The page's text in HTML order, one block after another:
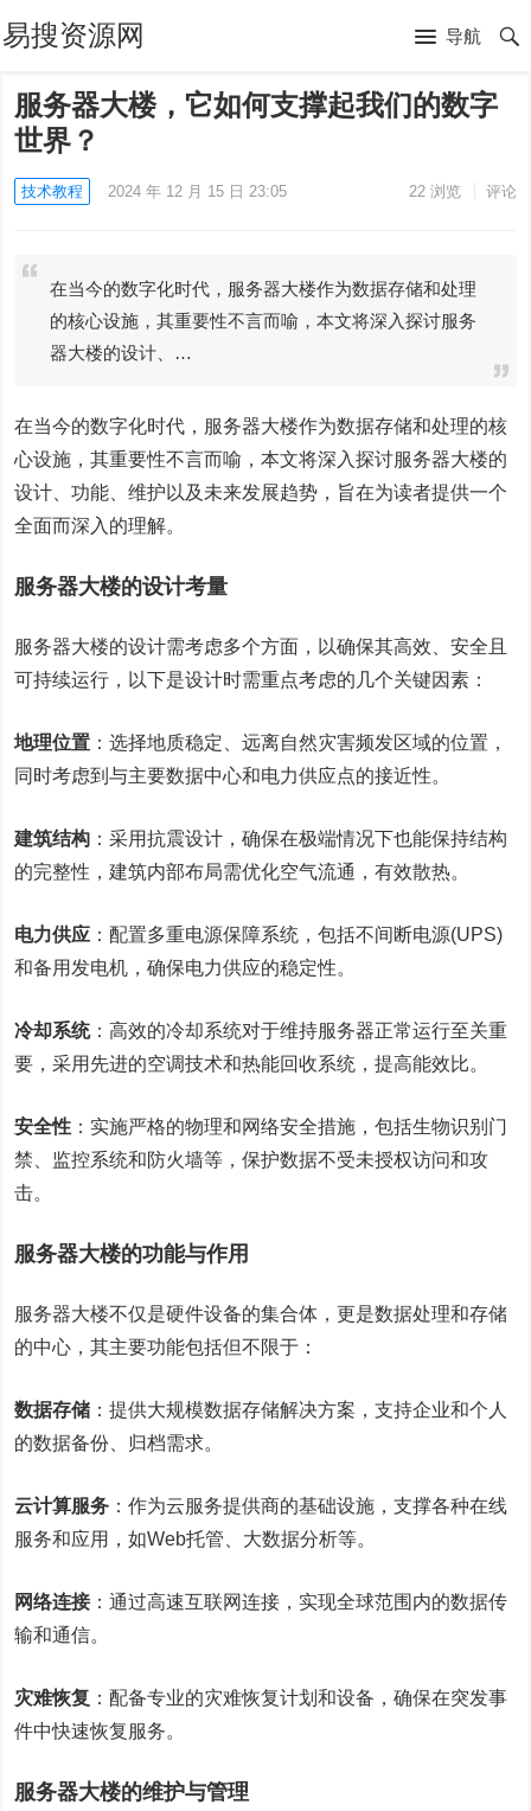
易搜资源网 导航
服务器大楼，它如何支撑起我们的数字
世界？
技术教程 2024 年 12 月 15 日 23:05 22浏览 评论
在当今的数字化时代，服务器大楼作为数据存储和处理
的核心设施，其重要性不言而喻，本文将深入探讨服务
器大楼的设计、…
在当今的数字化时代，服务器大楼作为数据存储和处理的核
心设施，其重要性不言而喻，本文将深入探讨服务器大楼的
设计、功能、维护以及未来发展趋势，旨在为读者提供一个
全面而深入的理解。
服务器大楼的设计考量
服务器大楼的设计需考虑多个方面，以确保其高效、安全且
可持续运行，以下是设计时需重点考虑的几个关键因素：
地理位置 ：选择地质稳定、远离自然灾害频发区域的位置，
同时考虑到与主要数据中心和电力供应点的接近性。
建筑结构 ：采用抗震设计，确保在极端情况下也能保持结构
的完整性，建筑内部布局需优化空气流通，有效散热。
电力供应 ：配置多重电源保障系统，包括不间断电源(UPS)
和备用发电机，确保电力供应的稳定性。
冷却系统：高效的冷却系统对于维持服务器正常运行至关重
要，采用先进的空调技术和热能回收系统，提高能效比。
安全性 ：实施严格的物理和网络安全措施，包括生物识别门
禁、监控系统和防火墙等，保护数据不受未授权访问和攻
击。
服务器大楼的功能与作用
服务器大楼不仅是硬件设备的集合体，更是数据处理和存储
的中心，其主要功能包括但不限于：
数据存储 ：提供大规模数据存储解决方案，支持企业和个人
的数据备份、归档需求。
云计算服务 ：作为云服务提供商的基础设施，支撑各种在线
服务和应用，如Web托管、大数据分析等。
网络连接：通过高速互联网连接，实现全球范围内的数据传
输和通信。
灾难恢复 ：配备专业的灾难恢复计划和设备，确保在突发事
件中快速恢复服务。
服务器大楼的维护与管理